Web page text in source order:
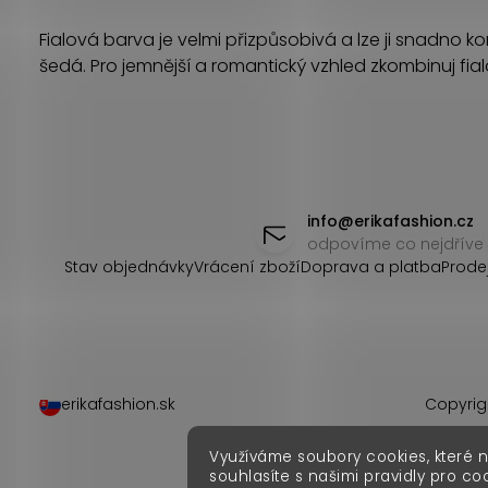
Využíváme soubory cookies, které
souhlasíte s našimi pravidly pro
l
k
Fialová barva je velmi přizpůsobivá a lze ji snadno
šedá. Pro jemnější a romantický vzhled zkombinuj
info@erikafashion.cz
odpovíme co nejdříve
Stav objednávkyVrácení zbožíDoprava a platba
erikafashion.sk